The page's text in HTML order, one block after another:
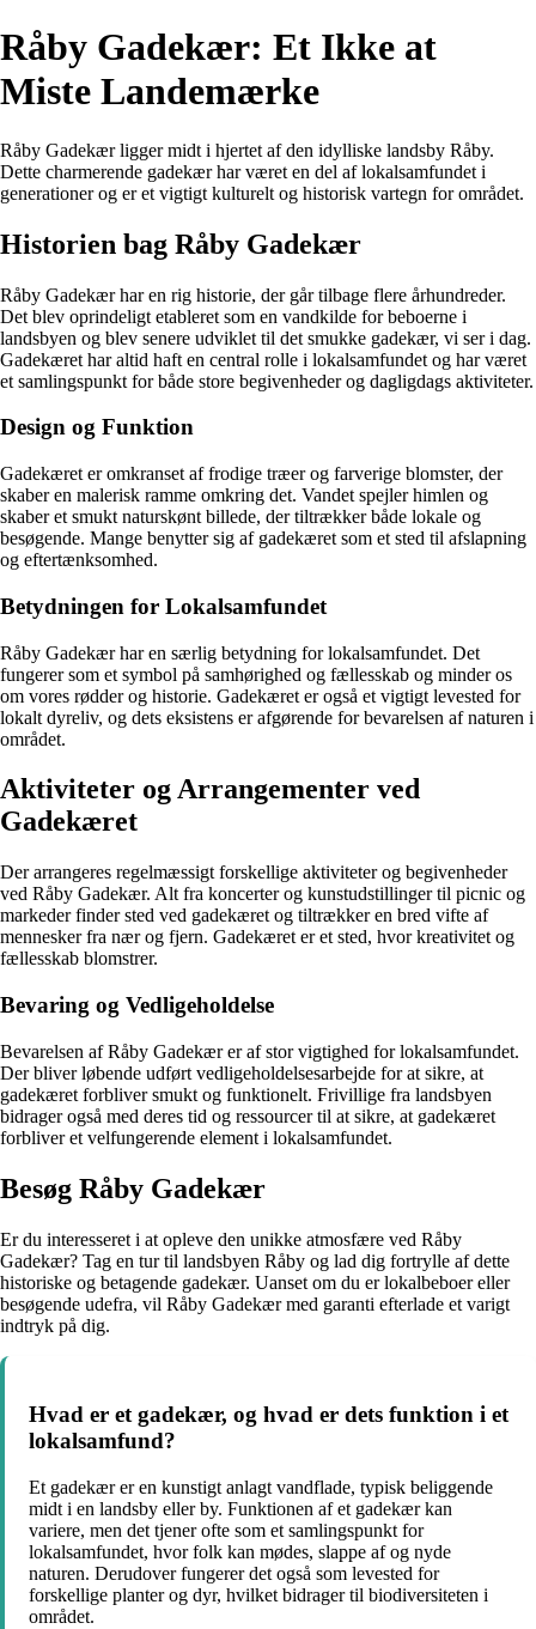
Råby Gadekær: Et Ikke at
Miste Landemærke
Råby Gadekær ligger midt i hjertet af den idylliske landsby Råby.
Dette charmerende gadekær har været en del af lokalsamfundet i
generationer og er et vigtigt kulturelt og historisk vartegn for området.
Historien bag Råby Gadekær
Råby Gadekær har en rig historie, der går tilbage flere århundreder.
Det blev oprindeligt etableret som en vandkilde for beboerne i
landsbyen og blev senere udviklet til det smukke gadekær, vi ser i dag.
Gadekæret har altid haft en central rolle i lokalsamfundet og har været
et samlingspunkt for både store begivenheder og dagligdags aktiviteter.
Design og Funktion
Gadekæret er omkranset af frodige træer og farverige blomster, der
skaber en malerisk ramme omkring det. Vandet spejler himlen og
skaber et smukt naturskønt billede, der tiltrækker både lokale og
besøgende. Mange benytter sig af gadekæret som et sted til afslapning
og eftertænksomhed.
Betydningen for Lokalsamfundet
Råby Gadekær har en særlig betydning for lokalsamfundet. Det
fungerer som et symbol på samhørighed og fællesskab og minder os
om vores rødder og historie. Gadekæret er også et vigtigt levested for
lokalt dyreliv, og dets eksistens er afgørende for bevarelsen af naturen i
området.
Aktiviteter og Arrangementer ved
Gadekæret
Der arrangeres regelmæssigt forskellige aktiviteter og begivenheder
ved Råby Gadekær. Alt fra koncerter og kunstudstillinger til picnic og
markeder finder sted ved gadekæret og tiltrækker en bred vifte af
mennesker fra nær og fjern. Gadekæret er et sted, hvor kreativitet og
fællesskab blomstrer.
Bevaring og Vedligeholdelse
Bevarelsen af Råby Gadekær er af stor vigtighed for lokalsamfundet.
Der bliver løbende udført vedligeholdelsesarbejde for at sikre, at
gadekæret forbliver smukt og funktionelt. Frivillige fra landsbyen
bidrager også med deres tid og ressourcer til at sikre, at gadekæret
forbliver et velfungerende element i lokalsamfundet.
Besøg Råby Gadekær
Er du interesseret i at opleve den unikke atmosfære ved Råby
Gadekær? Tag en tur til landsbyen Råby og lad dig fortrylle af dette
historiske og betagende gadekær. Uanset om du er lokalbeboer eller
besøgende udefra, vil Råby Gadekær med garanti efterlade et varigt
indtryk på dig.
Hvad er et gadekær, og hvad er dets funktion i et
lokalsamfund?
Et gadekær er en kunstigt anlagt vandflade, typisk beliggende
midt i en landsby eller by. Funktionen af et gadekær kan
variere, men det tjener ofte som et samlingspunkt for
lokalsamfundet, hvor folk kan mødes, slappe af og nyde
naturen. Derudover fungerer det også som levested for
forskellige planter og dyr, hvilket bidrager til biodiversiteten i
området.